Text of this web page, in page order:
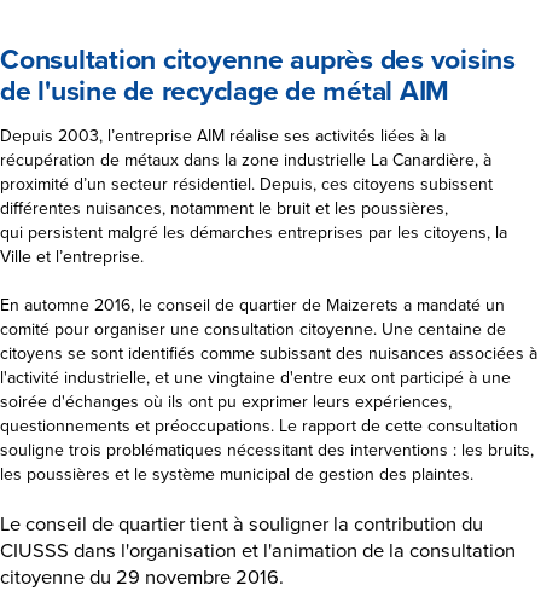
Consultation citoyenne auprès des voisins
de l'usine de recyclage de métal AIM
Depuis 2003, l’entreprise AIM réalise ses activités liées à la
récupération de métaux dans la zone industrielle La Canardière, à
proximité d’un secteur résidentiel. Depuis, ces citoyens subissent
différentes nuisances, notamment le bruit et les poussières,
qui persistent malgré les démarches entreprises par les citoyens, la
Ville et l’entreprise.
En automne 2016, le conseil de quartier de Maizerets a mandaté un
comité pour organiser une consultation citoyenne. Une centaine de
citoyens se sont identifiés comme subissant des nuisances associées à
l'activité industrielle, et une vingtaine d'entre eux ont participé à une
soirée d'échanges où ils ont pu exprimer leurs expériences,
questionnements et préoccupations. Le rapport de cette consultation
souligne trois problématiques nécessitant des interventions : les bruits,
les poussières et le système municipal de gestion des plaintes.
Le conseil de quartier tient à souligner la contribution du
CIUSSS dans l'organisation et l'animation de la consultation
citoyenne du 29 novembre 2016.